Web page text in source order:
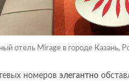
отель Mirage в городе Казань,
номеров элегантно